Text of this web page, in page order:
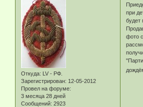
Откуда: LV - РФ.
Зарегистрирован: 12-05-2012
Провел на форуме:
3 месяца 28 дней
Сообщений: 2923
при
будет
фото